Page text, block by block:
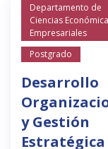
Departamento de
Ciencias
Empresariales
Postgrado
Desarrollo
y Gestión
Estratégica